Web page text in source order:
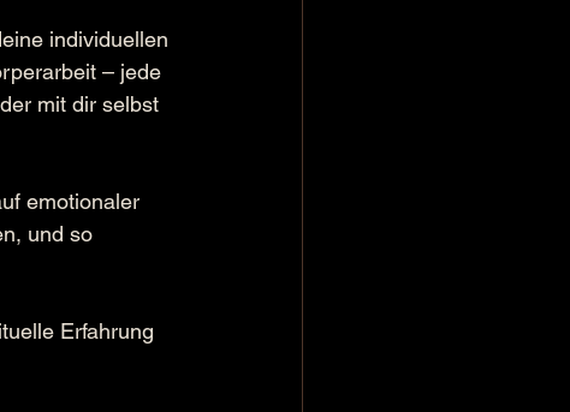
individuellen
– jede
mit dir selbst
emotionaler
und so
Erfahrung